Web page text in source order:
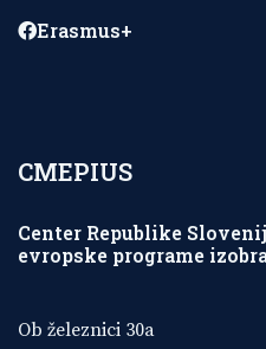
Erasmus+
CMEPIUS
Center Republike
evropske programe
Ob železnici 30a